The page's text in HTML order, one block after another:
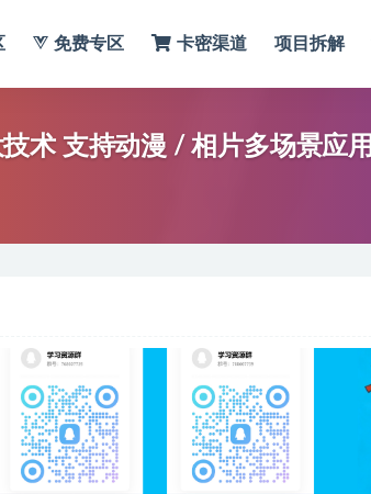
免费专区 卡密渠道 项目拆解
术 支持动漫 / 相片多场景应用